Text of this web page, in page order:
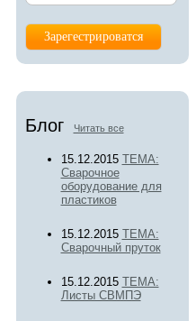
Блог Читать все
15.12.2015 ТЕМА:
Сварочное
оборудование для
пластиков
15.12.2015 ТЕМА:
Сварочный пруток
15.12.2015 ТЕМА:
Листы СВМПЭ